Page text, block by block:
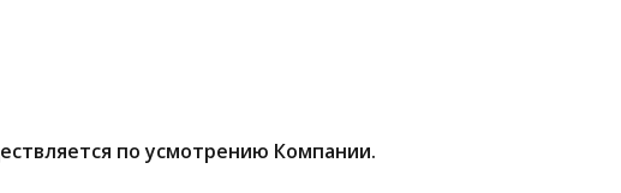
по усмотрению Компании.